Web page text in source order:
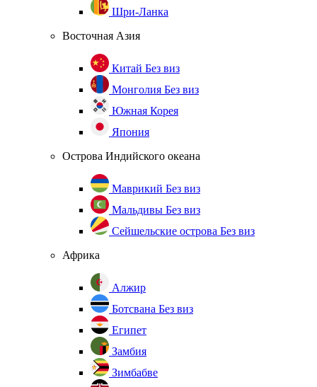
Шри-Ланка
Восточная Азия
Китай Без виз
Монголия Без виз
Южная Корея
Япония
Острова Индийского океана
Маврикий Без виз
Мальдивы Без виз
Сейшельские острова Без виз
Африка
Алжир
Ботсвана Без виз
Египет
Замбия
Зимбабве